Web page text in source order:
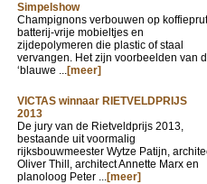
Simpelshow
Champignons verbouwen op
batterij-vrije mobieltjes en
zijdepolymeren die plastic of staal
vervangen. Het zijn voorbeelden van
‘blauwe ...[meer]
VICTAS winnaar RIETVELDPRIJS
2013
De jury van de Rietveldprijs 2013,
bestaande uit voormalig
rijksbouwmeester Wytze Patijn,
Oliver Thill, architect Annette Marx en
planoloog Peter ...[meer]